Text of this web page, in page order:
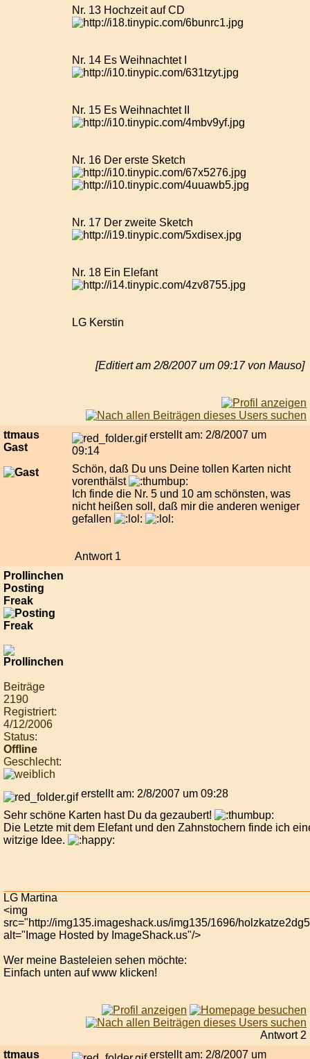
Nr. 13 Hochzeit auf CD
Nr. 14 Es Weihnachtet I
Nr. 15 Es Weihnachtet II
Nr. 16 Der erste Sketch
Nr. 17 Der zweite Sketch
Nr. 18 Ein Elefant
LG Kerstin
[Editiert am 2/8/2007 um 09:17 von Mauso]
ttmaus
Gast
erstellt am: 2/8/2007 um
09:14
Schön, daß Du uns Deine tollen Karten nicht
vorenthälst
Ich finde die Nr. 5 und 10 am schönsten, was
nicht heißen soll, daß mir die anderen weniger
gefallen
Antwort 1
Prollinchen
Posting
Freak
Beiträge
2190
Registriert:
4/12/2006
Status:
Offline
Geschlecht:
erstellt am: 2/8/2007 um 09:28
Sehr schöne Karten hast Du da gezaubert!
Die Letzte mit dem Elefant und den Zahnstochern finde ich
witzige Idee.
LG Martina
<img
src="http://img135.imageshack.us/img135/1696/
alt="Image Hosted by ImageShack.us"/>
Wer meine Basteleien sehen möchte:
Einfach unten auf www klicken!
Antwort 2
ttmaus
erstellt am: 2/8/2007 um